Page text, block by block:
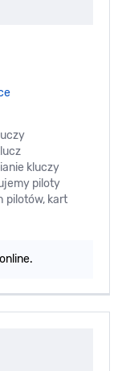
kluczy
piloty
pilotów, kart